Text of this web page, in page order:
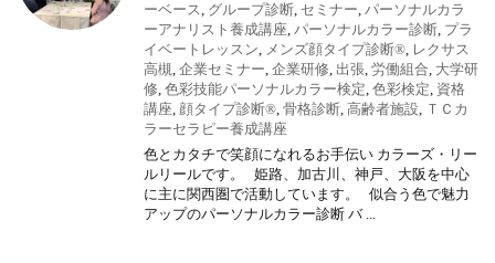
ーベース, グループ診断, セミナー, パーソナルカラ
ーアナリスト養成講座, パーソナルカラー診断, プラ
イベートレッスン, メンズ顔タイプ診断®, レクサス
高槻, 企業セミナー, 企業研修, 出張, 労働組合, 大学研
修, 色彩技能パーソナルカラー検定, 色彩検定, 資格
講座, 顔タイプ診断®, 骨格診断, 高齢者施設, ＴＣカ
ラーセラピー養成講座
色とカタチで笑顔になれるお手伝い カラーズ・リー
ルリールです。 姫路、加古川、神戸、大阪を中心
に主に関西圏で活動しています。 似合う色で魅力
アップのパーソナルカラー診断 バ ...